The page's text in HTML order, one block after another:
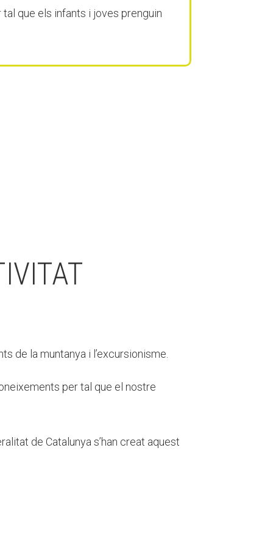
que els infants i joves prenguin
de la muntanya i l’excursionisme.
per tal que el nostre
de Catalunya s’han creat aquest